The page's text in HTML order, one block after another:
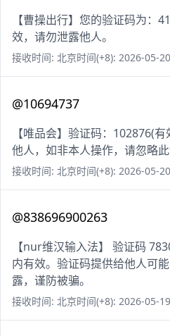
【曹操出行】您的验证码为：
效，请勿泄露他人。
接收时间: 北京时间(+8): 2026-05-
@10694737
【唯品会】验证码：102876(
他人，如非本人操作，请忽略此
接收时间: 北京时间(+8): 2026-05-
@838696900263
【nur维汉输入法】 验证码
内有效。验证码提供给他人可
露，谨防被骗。
接收时间: 北京时间(+8): 2026-05-